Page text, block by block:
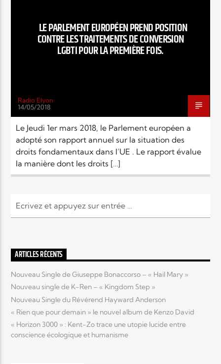
Radio Elyon
Elyon Rhema
Elyon Hits
Elyon Live
Elyon Kids
LE PARLEMENT EUROPÉEN PREND POSITION
CONTRE LES TRAITEMENTS DE CONVERSION
LGBTI POUR LA PREMIÈRE FOIS.
Radio Elyon
14/05/2018
Le Jeudi 1er mars 2018, le Parlement européen a
adopté son rapport annuel sur la situation des
droits fondamentaux dans l’UE . Le rapport évalue
la manière dont les droits […]
ARTICLES RÉCENTS
Nouveau Single de Giuseppe Bonaccorso – « Hail Mary »
Nouveau single de K-Ren – « Kingdom Step »
Nouveau Single du Révérend Hayward Anderson
« Rien que pour demain » le nouvel album de Kenzo David
« Horizon 3000 » : Kent-Zo trace une utopie lucide entre
conscience écologique et humanisme